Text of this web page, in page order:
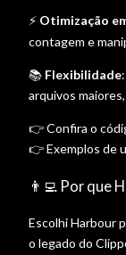
⚡ Otimização
contagem e
📚 Flexibilidade
arquivos
👉 Confira o
👉 Exemplos de
👨‍💻 Por que
Escolhi Harbour
o legado do